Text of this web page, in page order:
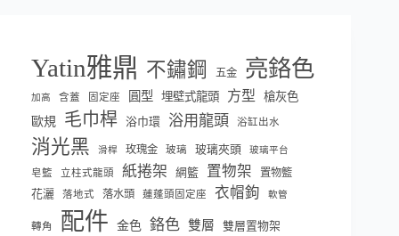
Yatin雅鼎 不鏽鋼 五金 亮鉻色
加高 含蓋 固定座 圓型 埋壁式龍頭 方型
槍灰色
歐規
毛巾桿 浴巾環 浴用龍頭 浴缸出水
消光黑 滑桿 玫瑰金 玻璃 玻璃夾頭 玻璃平台
皂籃 立柱式龍頭 紙捲架 網籃 置物架
置物籃
花灑
落地式 落水頭 蓮蓬頭固定座 衣帽鉤 軟管
轉角 配件 金色 鉻色 雙層 雙層置物架